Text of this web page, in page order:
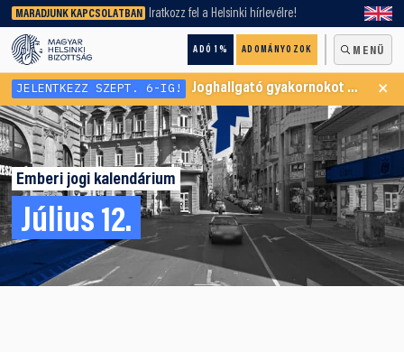
MARADJUNK KAPCSOLATBAN Iratkozz fel a Helsinki hírlevélre!
ADÓ 1% ADOMÁNYOZOK MENÜ
keresőnket!
JELENTKEZZ SZEPT. 6-IG! Joghallgató gyakornokot keresünk Menekültügyi Programunkba ×
Emberi jogi kalendárium
Július 12.